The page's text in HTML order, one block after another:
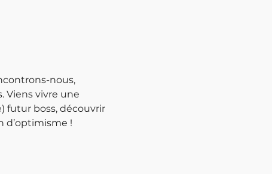
nous,
Viens vivre une
futur boss, découvrir
d’optimisme !